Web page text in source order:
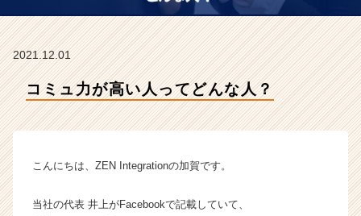
n
ム
ラ
ベ
チ
2021.12.01
コミュ力が高い人ってどんな人？
こんにちは、ZEN Integrationの加賀です。
当社の代表 井上がFacebookで記載していて、